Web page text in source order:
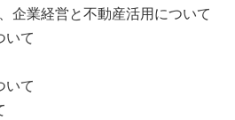
企業経営と不動産活用について
いて
いて